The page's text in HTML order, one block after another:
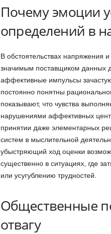
Почему эмоции
определений в
В обстоятельствах напряжения
значимым поставщиком данных
аффективные импульсы
постоянно понятны
показывают, что чувства
нарушениями аффективных
принятии даже элементарных
систем в мыслительной
убыстряющий ход оценки
существенно в ситуациях, где
или усугублению трудностей.
Общественные
отвагу